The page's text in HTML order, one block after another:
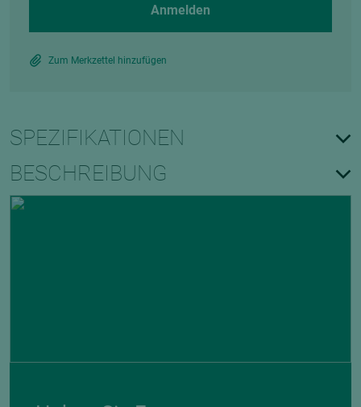
Anmelden
Zum Merkzettel hinzufügen
SPEZIFIKATIONEN
BESCHREIBUNG